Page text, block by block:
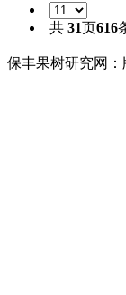
共 31页616
保丰果树研究网：